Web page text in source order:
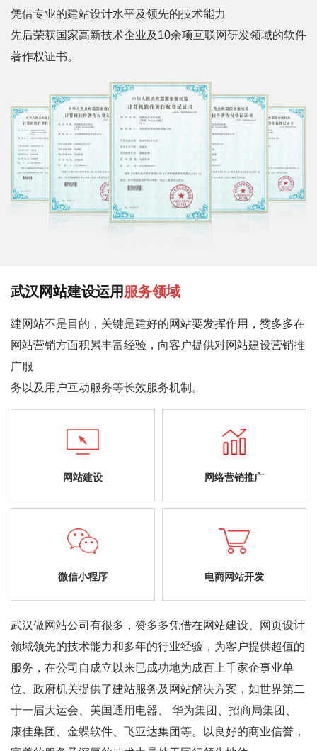
凭借专业的建站设计水平及领先的技术能力
先后荣获国家高新技术企业及10余项互联网研发领域的软件
著作权证书。
武汉网站建设运用 服务领域
建网站不是目的，关键是建好的网站要发挥作用，赞多多在
网站营销方面积累丰富经验，向客户提供对网站建设营销推
广服
务以及用户互动服务等长效服务机制。
网站建设 网络营销推广
微信小程序 电商网站开发
武汉做网站公司有很多，赞多多凭借在网站建设、网页设计
领域领先的技术能力和多年的行业经验，为客户提供超值的
服务，在公司自成立以来已成功地为成百上千家企事业单
位、政府机关提供了建站服务及网站解决方案，如世界第二
十一届大运会、美国通用电器、 华为集团、招商局集团、
康佳集团、金蝶软件、飞亚达集团等。以良好的商业信誉，